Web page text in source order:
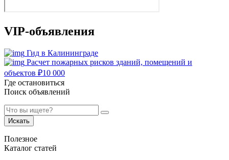
VIP-объявления
Гид в Калининграде
Расчет пожарных рисков зданий, помещений и
объектов ₽10 000
Где остановиться
Поиск объявлений
Искать
Полезное
Каталог статей